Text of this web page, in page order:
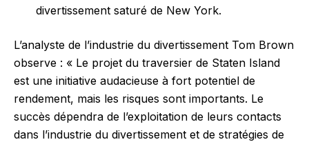
divertissement saturé de New York.
L’analyste de l’industrie du divertissement Tom Brown
observe : « Le projet du traversier de Staten Island
est une initiative audacieuse à fort potentiel de
rendement, mais les risques sont importants. Le
succès dépendra de l’exploitation de leurs contacts
dans l’industrie du divertissement et de stratégies de